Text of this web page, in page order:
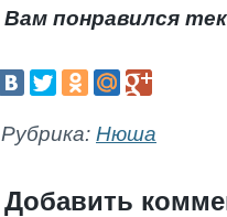
Вам понравился
Рубрика: Нюша
Добавить